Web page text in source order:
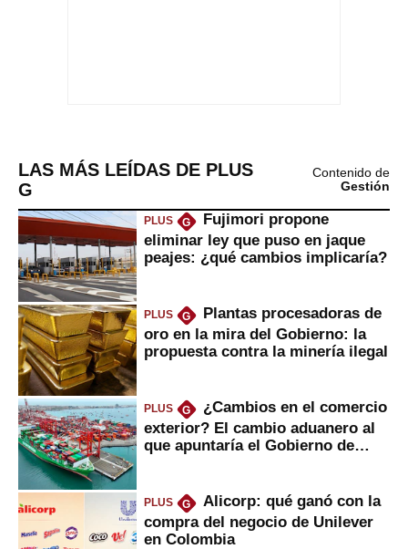
LAS MÁS LEÍDAS DE PLUS
G
Contenido de
Gestión
PLUS G
Fujimori propone
eliminar ley que puso en jaque
peajes: ¿qué cambios implicaría?
PLUS G
Plantas procesadoras de
oro en la mira del Gobierno: la
propuesta contra la minería ilegal
PLUS G
¿Cambios en el comercio
exterior? El cambio aduanero al
que apuntaría el Gobierno de
PLUS G
Alicorp: qué ganó con la
compra del negocio de Unilever
en Colombia